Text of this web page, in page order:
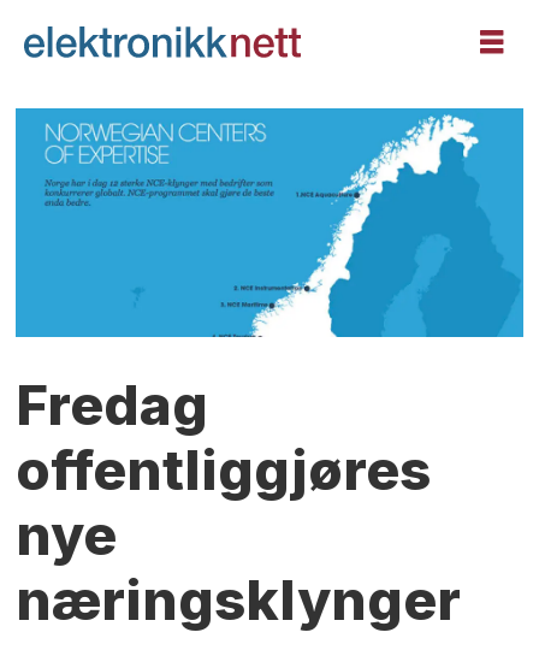
Fredag
offentliggjøres
nye
næringsklynger